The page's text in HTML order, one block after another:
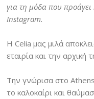
για τη μόδα που
Instagram.
Η Celia μας μιλά
εταιρία και την αρχική
Την γνώρισα στο
το καλοκαίρι και